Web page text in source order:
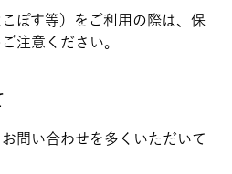
ぽす等）をご利用の際は、保
注意ください。
問い合わせを多くいただいて